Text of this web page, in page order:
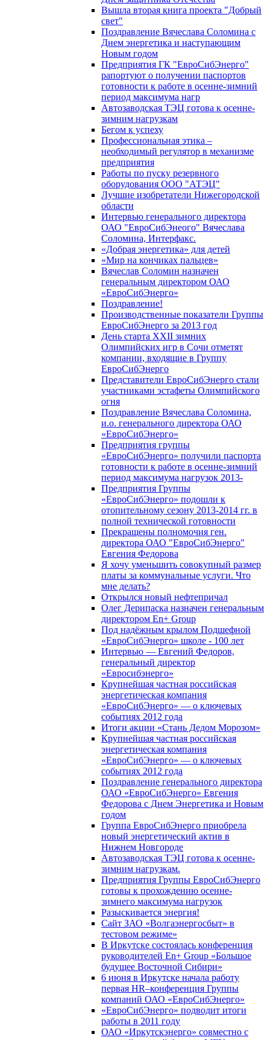
Вышла вторая книга проекта "Добрый
свет"
Поздравление Вячеслава Соломина с
Днем энергетика и наступающим
Новым годом
Предприятия ГК "ЕвроСибЭнерго"
рапортуют о получении паспортов
готовности к работе в осенне-зимний
период максимума нагр
Автозаводская ТЭЦ готова к осенне-
зимним нагрузкам
Бегом к успеху
Профессиональная этика –
необходимый регулятор в механизме
предприятия
Работы по пуску резервного
оборудования ООО "АТЭЦ"
Лучшие изобретатели Нижегородской
области
Интервью генерального директора
ОАО "ЕвроСибЭнеого" Вячеслава
Соломина, Интерфакс.
«Добрая энергетика» для детей
«Мир на кончиках пальцев»
Вячеслав Соломин назначен
генеральным директором ОАО
«ЕвроСибЭнерго»
Поздравление!
Производственные показатели Группы
ЕвроСибЭнерго за 2013 год
День старта XXII зимних
Олимпийских игр в Сочи отметят
компании, входящие в Группу
ЕвроСибЭнерго
Представители ЕвроСибЭнерго стали
участниками эстафеты Олимпийского
огня
Поздравление Вячеслава Соломина,
и.о. генерального директора ОАО
«ЕвроСибЭнерго»
Предприятия группы
«ЕвроСибЭнерго» получили паспорта
готовности к работе в осенне-зимний
период максимума нагрузок 2013-
Предприятия Группы
«ЕвроСибЭнерго» подошли к
отопительному сезону 2013-2014 гг. в
полной технической готовности
Прекращены полномочия ген.
директора ОАО "ЕвроСибЭнерго"
Евгения Федорова
Я хочу уменьшить совокупный размер
платы за коммунальные услуги. Что
мне делать?
Открылся новый нефтепричал
Олег Дерипаска назначен генеральным
директором En+ Group
Под надёжным крылом Подшефной
«ЕвроСибЭнерго» школе - 100 лет
Интервью — Евгений Федоров,
генеральный директор
«Евросибэнерго»
Крупнейшая частная российская
энергетическая компания
«ЕвроСибЭнерго» — о ключевых
событиях 2012 года
Итоги акции «Стань Дедом Морозом»
Крупнейшая частная российская
энергетическая компания
«ЕвроСибЭнерго» — о ключевых
событиях 2012 года
Поздравление генерального директора
ОАО «ЕвроСибЭнерго» Евгения
Федорова с Днем Энергетика и Новым
годом
Группа ЕвроСибЭнерго приобрела
новый энергетический актив в
Нижнем Новгороде
Автозаводская ТЭЦ готова к осенне-
зимним нагрузкам.
Предприятия Группы ЕвроСибЭнерго
готовы к прохождению осенне-
зимнего максимума нагрузок
Разыскивается энергия!
Сайт ЗАО «Волгаэнергосбыт» в
тестовом режиме»
В Иркутске состоялась конференция
руководителей En+ Group «Большое
будущее Восточной Сибири»
6 июня в Иркутске начала работу
первая HR–конференция Группы
компаний ОАО «ЕвроСибЭнерго»
«ЕвроСибЭнерго» подводит итоги
работы в 2011 году
ОАО «Иркутскэнерго» совместно с